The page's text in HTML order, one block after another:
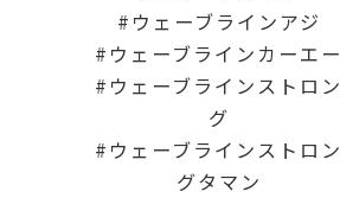
ウェーブラインアジ
ウェーブラインカーエー
ウェーブラインストロン
グ
ウェーブラインストロン
グタマン